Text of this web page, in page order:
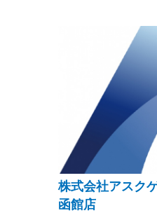
株式会社アスク
函館店